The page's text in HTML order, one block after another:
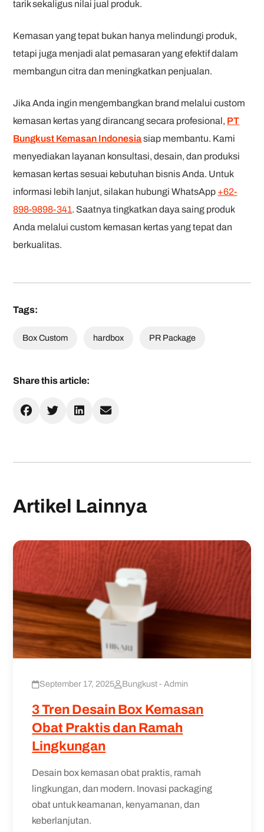
tarik sekaligus nilai jual produk.
Kemasan yang tepat bukan hanya melindungi produk,
tetapi juga menjadi alat pemasaran yang efektif dalam
membangun citra dan meningkatkan penjualan.
Jika Anda ingin mengembangkan brand melalui custom
kemasan kertas yang dirancang secara profesional, PT
Bungkust Kemasan Indonesiasiap membantu. Kami
menyediakan layanan konsultasi, desain, dan produksi
kemasan kertas sesuai kebutuhan bisnis Anda. Untuk
informasi lebih lanjut, silakan hubungi WhatsApp +62-
898-9898-341. Saatnya tingkatkan daya saing produk
Anda melalui custom kemasan kertas yang tepat dan
berkualitas.
Tags:
Box Custom hardbox PR Package
Share this article:
Artikel Lainnya
September 17, 2025 Bungkust - Admin
3 Tren Desain Box Kemasan
Obat Praktis dan Ramah
Lingkungan
Desain box kemasan obat praktis, ramah
lingkungan, dan modern. Inovasi packaging
obat untuk keamanan, kenyamanan, dan
keberlanjutan.